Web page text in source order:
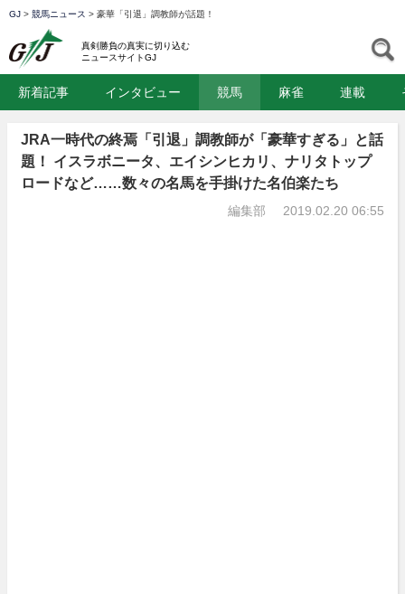
GJ > 競馬ニュース > 豪華「引退」調教師が話題！
真剣勝負の真実に切り込む
ニュースサイトGJ
新着記事 インタビュー 競馬 麻雀 連載
JRA一時代の終焉「引退」調教師が「豪華すぎる」と話
題！ イスラボニータ、エイシンヒカリ、ナリタトップ
ロードなど……数々の名馬を手掛けた名伯楽たち
編集部 2019.02.20 06:55